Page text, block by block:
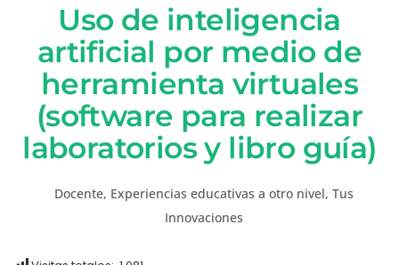
Uso de inteligencia
artificial por medio de
herramienta virtuales
(software para realizar
laboratorios y libro guía)
Docente, Experiencias educativas a otro nivel, Tus
Innovaciones